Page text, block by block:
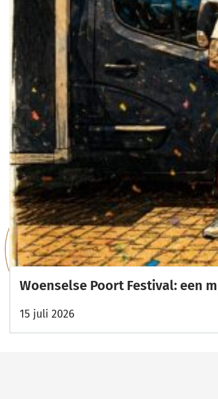
Woenselse Poort Festival: een
15 juli 2026